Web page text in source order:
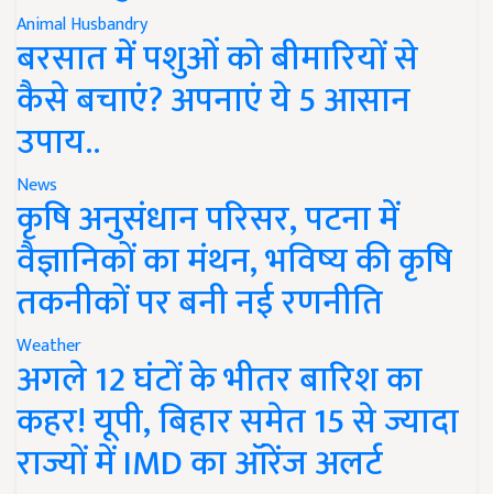
Animal Husbandry
बरसात में पशुओं को बीमारियों से
कैसे बचाएं? अपनाएं ये 5 आसान
उपाय..
News
कृषि अनुसंधान परिसर, पटना में
वैज्ञानिकों का मंथन, भविष्य की कृषि
तकनीकों पर बनी नई रणनीति
Weather
अगले 12 घंटों के भीतर बारिश का
कहर! यूपी, बिहार समेत 15 से ज्यादा
राज्यों में IMD का ऑरेंज अलर्ट